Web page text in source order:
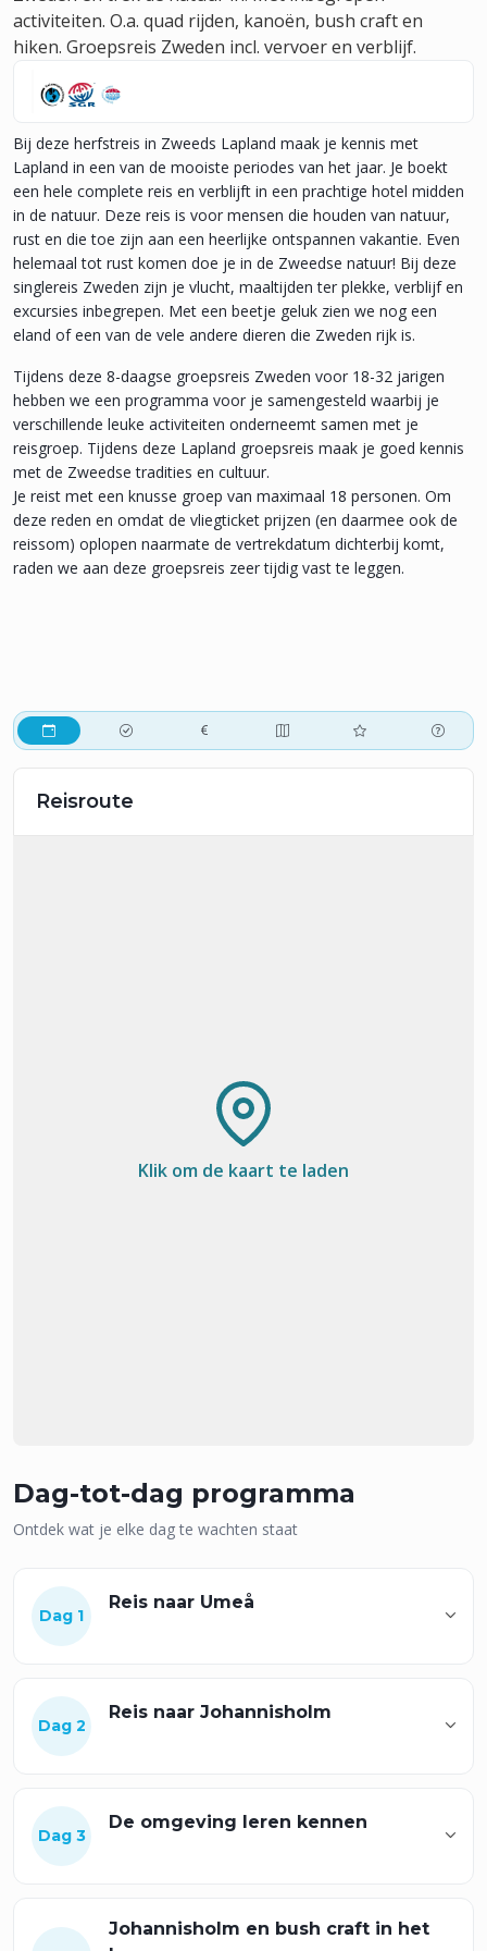
activiteiten. O.a. quad rijden, kanoën, bush craft en
hiken. Groepsreis Zweden incl. vervoer en verblijf.
Bij deze herfstreis in Zweeds Lapland maak je kennis met
Lapland in een van de mooiste periodes van het jaar. Je boekt
een hele complete reis en verblijft in een prachtige hotel midden
in de natuur. Deze reis is voor mensen die houden van natuur,
rust en die toe zijn aan een heerlijke ontspannen vakantie. Even
helemaal tot rust komen doe je in de Zweedse natuur! Bij deze
singlereis Zweden zijn je vlucht, maaltijden ter plekke, verblijf en
excursies inbegrepen. Met een beetje geluk zien we nog een
eland of een van de vele andere dieren die Zweden rijk is.
Tijdens deze 8-daagse groepsreis Zweden voor 18-32 jarigen
hebben we een programma voor je samengesteld waarbij je
verschillende leuke activiteiten onderneemt samen met je
reisgroep. Tijdens deze Lapland groepsreis maak je goed kennis
met de Zweedse tradities en cultuur.
Je reist met een knusse groep van maximaal 18 personen. Om
deze reden en omdat de vliegticket prijzen (en daarmee ook de
reissom) oplopen naarmate de vertrekdatum dichterbij komt,
raden we aan deze groepsreis zeer tijdig vast te leggen.
Reisroute
Klik om de kaart te laden
Dag-tot-dag programma
Ontdek wat je elke dag te wachten staat
Dag 1
Reis naar Umeå
Dag 2
Reis naar Johannisholm
Dag 3
De omgeving leren kennen
Johannisholm en bush craft in het